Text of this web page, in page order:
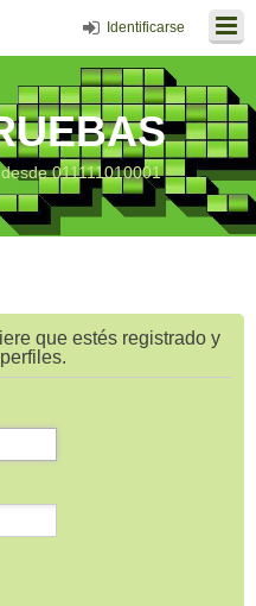
Identificarse
011111010001
que estés registrado y